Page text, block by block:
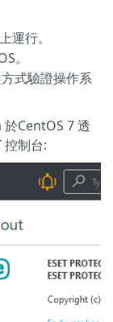
運行。
。
式驗證操作系
於CentOS 7 透
控制台: